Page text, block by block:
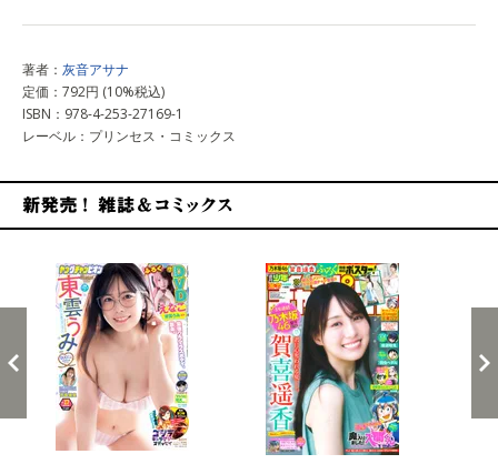
著者： 灰音アサナ
定価：792円 (10%税込)
ISBN：978-4-253-27169-1
レーベル：プリンセス・コミックス